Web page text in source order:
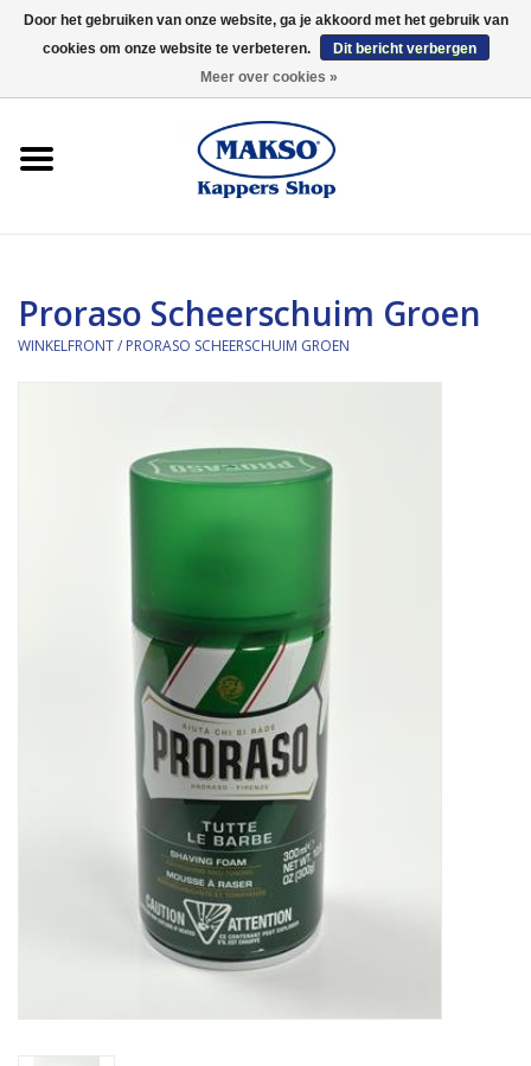
0 Artikelen - €0,00
Kaaral
Proraso Scheerschuim Groen
WINKELFRONT/ PRORASO SCHEERSCHUIM GROEN
Door het gebruiken van onze website, ga je akkoord met het gebruik van
cookies om onze website te verbeteren.
Dit bericht verbergen
Meer over cookies »